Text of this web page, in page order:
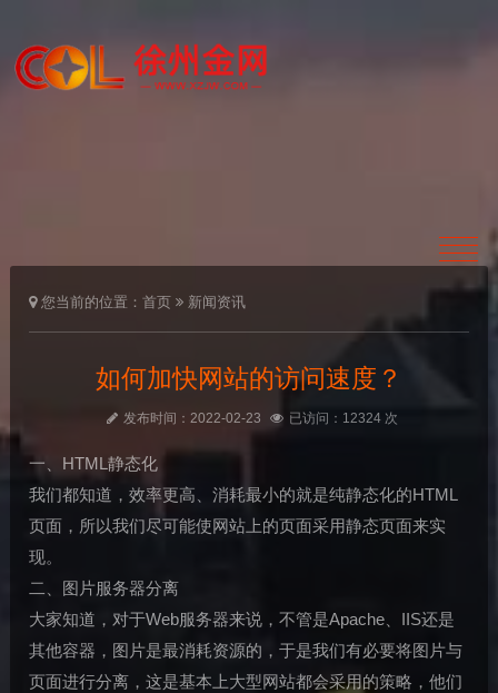
您当前的位置：首页 新闻资讯
如何加快网站的访问速度？
发布时间：2022-02-23 已访问：12324 次
一、HTML静态化
我们都知道，效率更高、消耗最小的就是纯静态化的HTML
页面，所以我们尽可能使网站上的页面采用静态页面来实
现。
二、图片服务器分离
大家知道，对于Web服务器来说，不管是Apache、IIS还是
其他容器，图片是最消耗资源的，于是我们有必要将图片与
页面进行分离，这是基本上大型网站都会采用的策略，他们